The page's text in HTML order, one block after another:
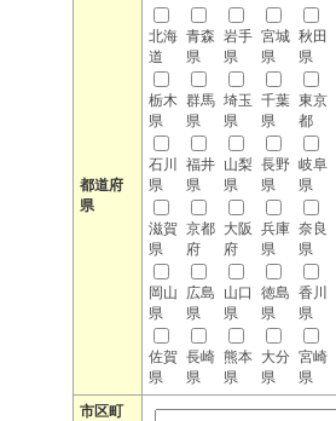
都道府
県
北海
道
青森
県
岩手
県
宮城
県
秋田
県
栃木
県
群馬
県
埼玉
県
千葉
県
東京
都
石川
県
福井
県
山梨
県
長野
県
岐阜
県
滋賀
県
京都
府
大阪
府
兵庫
県
奈良
県
岡山
県
広島
県
山口
県
徳島
県
香川
県
佐賀
県
長崎
県
熊本
県
大分
県
宮崎
県
市区町